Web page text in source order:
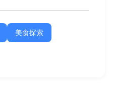
美食探索